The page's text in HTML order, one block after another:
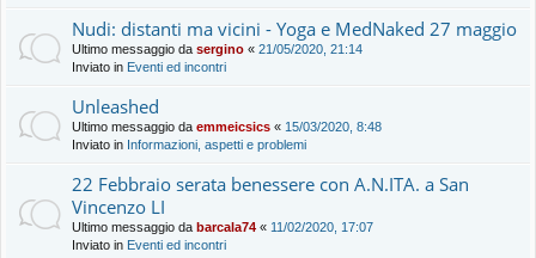
Nudi: distanti ma vicini - Yoga e MedNaked 27 maggio
Ultimo messaggio da sergino « 21/05/2020, 21:14
Inviato in Eventi ed incontri
Unleashed
Ultimo messaggio da emmeicsics « 15/03/2020, 8:48
Inviato in Informazioni, aspetti e problemi
22 Febbraio serata benessere con A.N.ITA. a San
Vincenzo LI
Ultimo messaggio da barcala74 « 11/02/2020, 17:07
Inviato in Eventi ed incontri